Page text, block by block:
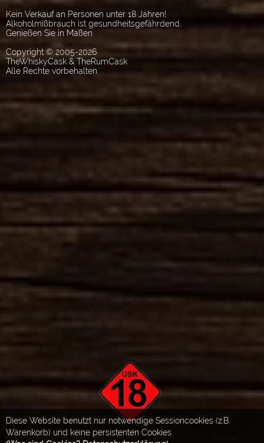
Diese Website benutzt nur notwendige Sessioncookies (z.B.
Warenkorb) und keine persistenten Cookies.
Kein Verkauf an Personen unter 18 Jahren!
Alkoholmißbrauch ist gesundheitsgefährdend.
Genießen Sie in Maßen.
Copyright © 2005-2026
TheWhiskyCask & TheRumCask
Alle Rechte vorbehalten.